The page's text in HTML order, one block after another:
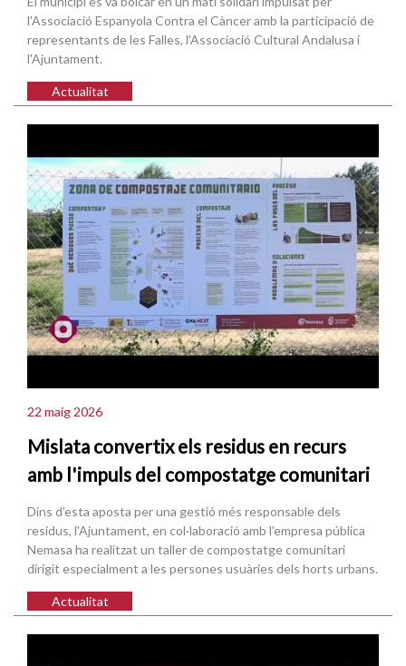
l'Associació Espanyola Contra el Càncer amb la participació de
representants de les Falles, l'Associació Cultural Andalusa i
l'Ajuntament.
Actualitat
22 maig 2026
Mislata convertix els residus en recurs
amb l'impuls del compostatge comunitari
Dins d'esta aposta per una gestió més responsable dels
residus, l'Ajuntament, en col·laboració amb l'empresa pública
Nemasa ha realitzat un taller de compostatge comunitari
dirigit especialment a les persones usuàries dels horts urbans.
Actualitat